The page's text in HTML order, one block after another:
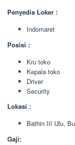
Penyedia Loker :
Indomaret
Posisi :
Kru toko
Kepala toko
Driver
Security
Lokasi :
Bathin III Ulu,
Gaji: